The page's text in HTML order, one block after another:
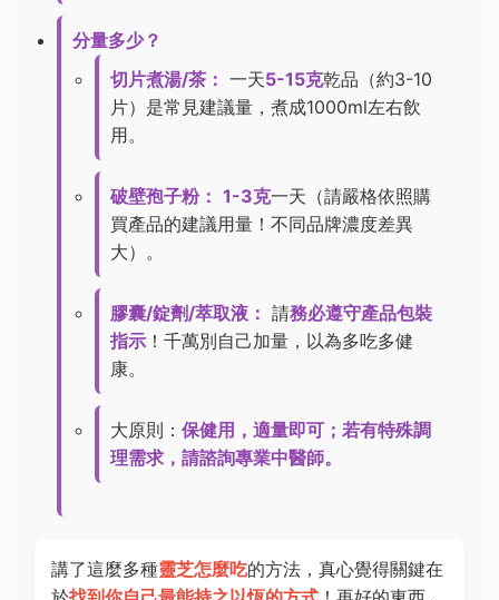
分量多少？
切片煮湯/茶： 一天5-15克乾品（約3-10
片）是常見建議量，煮成1000ml左右飲
用。
破壁孢子粉： 1-3克一天（請嚴格依照購
買產品的建議用量！不同品牌濃度差異
大）。
膠囊/錠劑/萃取液： 請務必遵守產品包裝
指示 ！千萬別自己加量，以為多吃多健
康。
大原則： 保健用，適量即可；若有特殊調
理需求，請諮詢專業中醫師。
講了這麼多種靈芝怎麼吃的方法，真心覺得關鍵在